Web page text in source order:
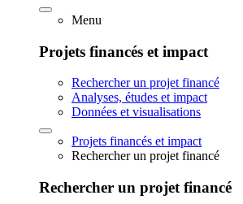
Menu
Projets financés et impact
Rechercher un projet financé
Analyses, études et impact
Données et visualisations
Projets financés et impact
Rechercher un projet financé
Rechercher un projet financé